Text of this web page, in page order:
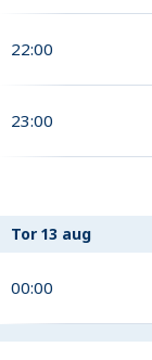
22:00
23:00
Tor 13 aug
00:00